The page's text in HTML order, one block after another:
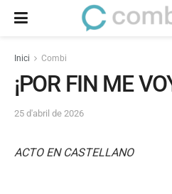
Inici Combi
¡POR FIN ME
25 d'abril de 2026
ACTO EN CASTELLANO